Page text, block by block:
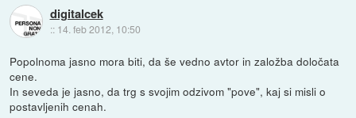
digitalcek
:: 14. feb 2012, 10:50
Popolnoma jasno mora biti, da še vedno avtor in založba določata
cene.
In seveda je jasno, da trg s svojim odzivom "pove", kaj si misli o
postavljenih cenah.